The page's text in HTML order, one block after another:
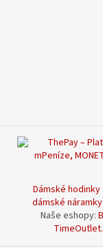
Dámské hodinky
dámské náramky
Naše eshopy: